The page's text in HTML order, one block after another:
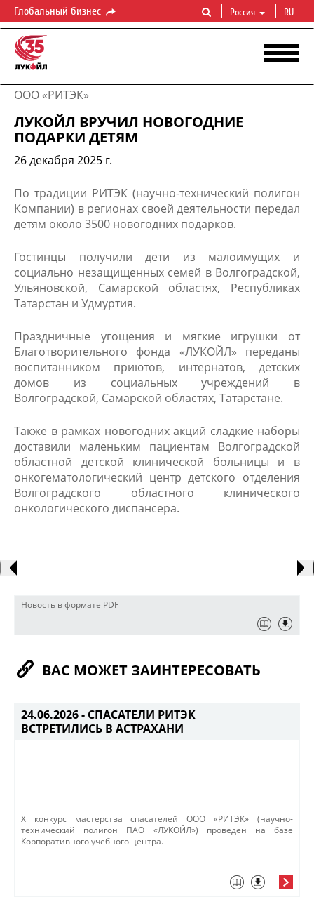
Глобальный бизнес Россия RU
ООО «РИТЭК»
ЛУКОЙЛ ВРУЧИЛ НОВОГОДНИЕ
ПОДАРКИ ДЕТЯМ
26 декабря 2025 г.
По традиции РИТЭК (научно-технический полигон
Компании) в регионах своей деятельности передал
детям около 3500 новогодних подарков.
Гостинцы получили дети из малоимущих и
социально незащищенных семей в Волгоградской,
Ульяновской, Самарской областях, Республиках
Татарстан и Удмуртия.
Праздничные угощения и мягкие игрушки от
Благотворительного фонда «ЛУКОЙЛ» переданы
воспитанником приютов, интернатов, детских
домов из социальных учреждений в
Волгоградской, Самарской областях, Татарстане.​
Также в рамках новогодних акций сладкие наборы
доставили маленьким пациентам Волгоградской
областной детской клинической больницы и в
онкогематологический центр детского отделения
Волгоградского областного клинического
онкологического диспансера.
Новость в формате PDF
ВАС МОЖЕТ ЗАИНТЕРЕСОВАТЬ
24.06.2026 - СПАСАТЕЛИ РИТЭК
ВСТРЕТИЛИСЬ В АСТРАХАНИ
​X конкурс мастерства спасателей ООО «РИТЭК» (научно-
технический полигон ПАО «ЛУКОЙЛ») проведен на базе
Корпоративного учебного центра. ​